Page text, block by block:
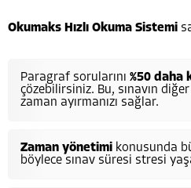
Okumaks Hızlı Okuma Sistemi
Paragraf sorularını %50 daha
çözebilirsiniz. Bu, sınavın
zaman ayırmanızı sağlar.
Zaman yönetimi konusunda
böylece sınav süresi stresi